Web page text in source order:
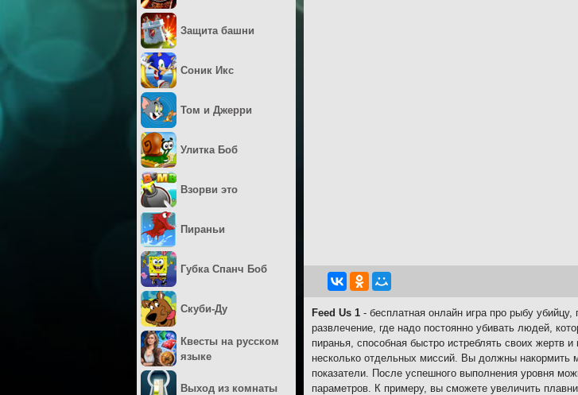
Feed Us 1 - бесплатная онлайн игра про рыбу
развлечение, где надо постоянно убивать людей,
пиранья, способная быстро истреблять своих жертв
несколько отдельных миссий. Вы должны накормить
показатели. После успешного выполнения уровня
параметров. К примеру, вы сможете увеличить
Защита башни
Соник Икс
Том и Джерри
Улитка Боб
Взорви это
Пираньи
Губка Спанч Боб
Скуби-Ду
Квесты на русском
языке
Выход из комнаты